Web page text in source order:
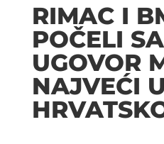
RIMAC I
POČELI
UGOVOR
NAJVEĆI U